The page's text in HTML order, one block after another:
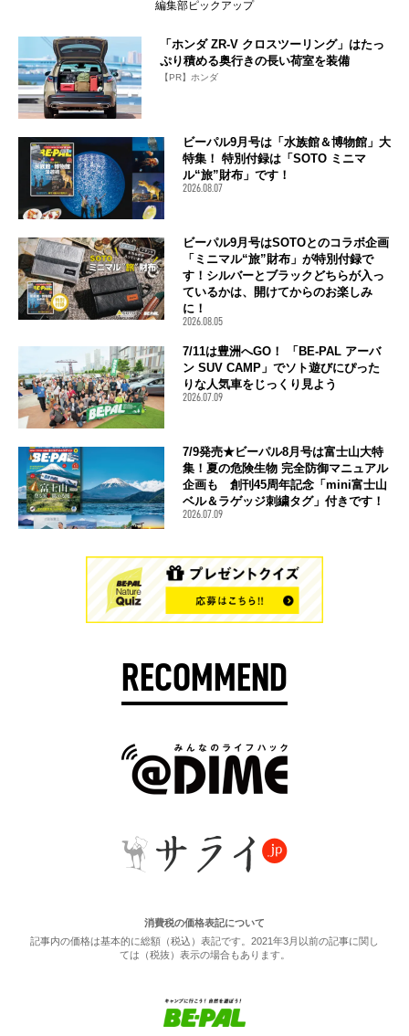
編集部ピックアップ
「ホンダ ZR-V クロスツーリング」はたっ
ぷり積める奥行きの長い荷室を装備
【PR】ホンダ
ビーパル9月号は「水族館＆博物館」大
特集！ 特別付録は「SOTO ミニマ
ル“旅”財布」です！
2026.08.07
ビーパル9月号はSOTOとのコラボ企画
「ミニマル“旅”財布」が特別付録で
す！シルバーとブラックどちらが入っ
ているかは、開けてからのお楽しみ
に！
2026.08.05
7/11は豊洲へGO！ 「BE-PAL アーバ
ン SUV CAMP」でソト遊びにぴった
りな人気車をじっくり見よう
2026.07.09
7/9発売★ビーパル8月号は富士山大特
集！夏の危険生物 完全防御マニュアル
企画も 創刊45周年記念「mini富士山
ベル＆ラゲッジ刺繍タグ」付きです！
2026.07.09
RECOMMEND
消費税の価格表記について
記事内の価格は基本的に総額（税込）表記です。2021年3月以前の記事に関し
ては（税抜）表示の場合もあります。